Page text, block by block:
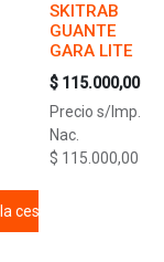
cesta
SKITRAB
GUANTE
GARA LITE
$ 115.000,00
Precio s/Imp.
Nac.
$ 115.000,00